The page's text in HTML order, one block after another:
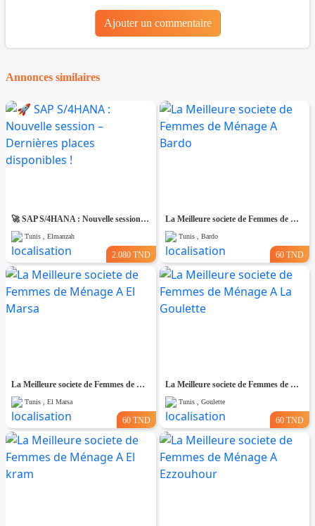
Ajouter un commentaire
Annonces similaires
🚀 SAP S/4HANA : Nouvelle session – Dernières places disponibles !
Tunis , Elmanzah
2.080 TND
La Meilleure societe de Femmes de Ménage A Bardo
Tunis , Bardo
60 TND
La Meilleure societe de Femmes de Ménage A El Marsa
Tunis , El Marsa
60 TND
La Meilleure societe de Femmes de Ménage A La Goulette
Tunis , Goulette
60 TND